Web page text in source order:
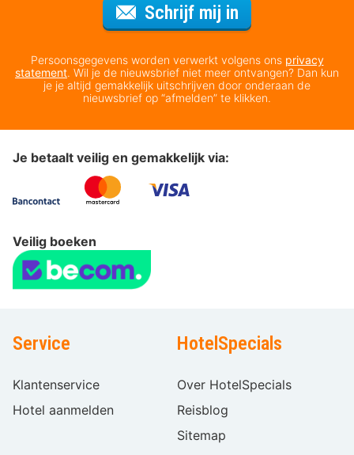
Schrijf mij in
Persoonsgegevens worden verwerkt volgens ons privacy
statement. Wil je de nieuwsbrief niet meer ontvangen? Dan kun
je je altijd gemakkelijk uitschrijven door onderaan de
nieuwsbrief op “afmelden” te klikken.
Je betaalt veilig en gemakkelijk via:
Veilig boeken
Service
Klantenservice
Hotel aanmelden
HotelSpecials
Over HotelSpecials
Reisblog
Sitemap